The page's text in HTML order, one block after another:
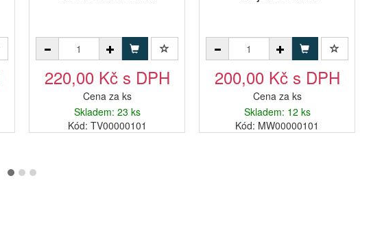
220,00 Kč s DPH
Cena za ks
Skladem: 23 ks
Kód: TV00000101
200,00 Kč s DPH
Cena za ks
Skladem: 12 ks
Kód: MW00000101